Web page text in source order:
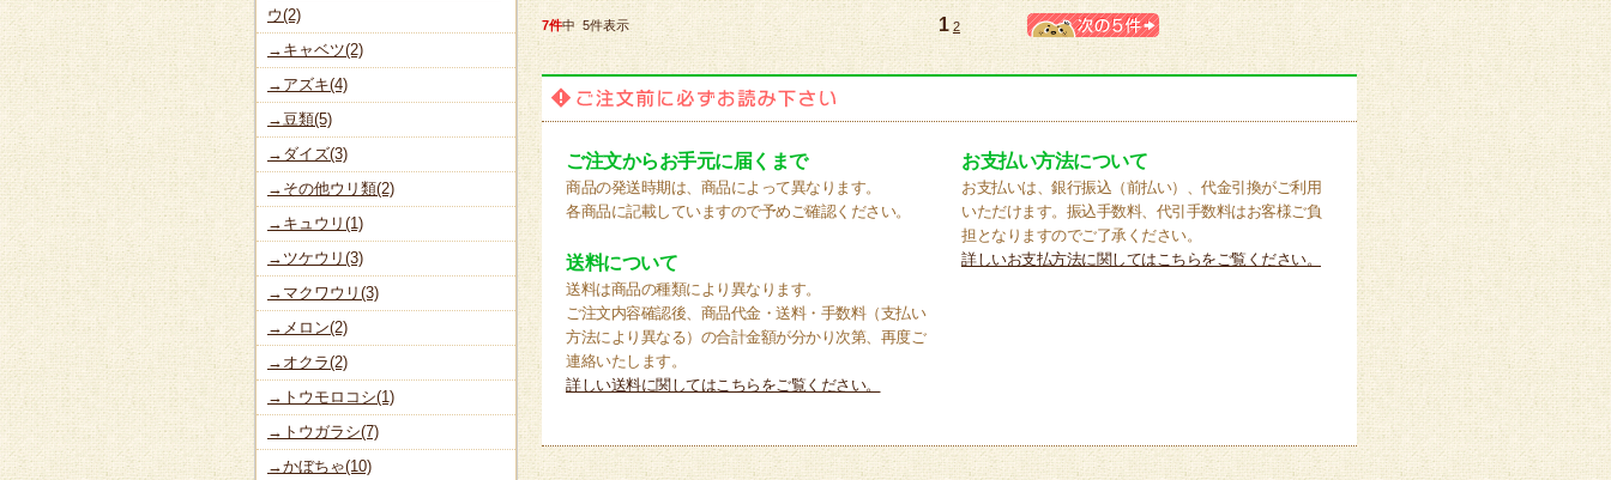
7件中 5件表示 1 2
ご注文からお手元に届くまで
商品の発送時期は、商品によって異なります。
各商品に記載していますので予めご確認ください。
送料について
送料は商品の種類により異なります。
ご注文内容確認後、商品代金・送料・手数料（支払い
方法により異なる）の合計金額が分かり次第、再度ご
連絡いたします。
詳しい送料に関してはこちらをご覧ください。
お支払い方法について
お支払いは、銀行振込（前払い）、代金引換がご利用
いただけます。振込手数料、代引手数料はお客様ご負
担となりますのでご了承ください。
詳しいお支払方法に関してはこちらをご覧ください。
ウ(2)
→キャベツ(2)
→アズキ(4)
→豆類(5)
→ダイズ(3)
→その他ウリ類(2)
→キュウリ(1)
→ツケウリ(3)
→マクワウリ(3)
→メロン(2)
→オクラ(2)
→トウモロコシ(1)
→トウガラシ(7)
→かぼちゃ(10)